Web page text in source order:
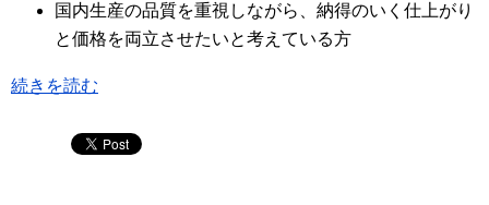
国内生産の品質を重視しながら、納得のいく仕上がり
と価格を両立させたいと考えている方
続きを読む